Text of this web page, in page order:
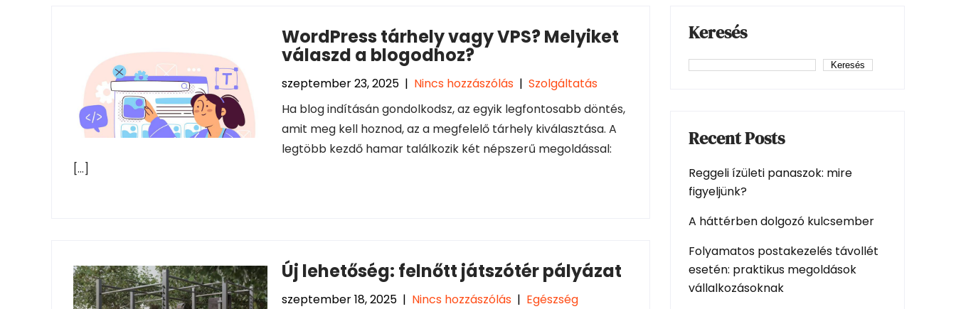
WordPress tárhely vagy VPS? Melyiket
válaszd a blogodhoz?
szeptember 23, 2025 | Nincs hozzászólás | Szolgáltatás
Ha blog indításán gondolkodsz, az egyik legfontosabb döntés,
amit meg kell hoznod, az a megfelelő tárhely kiválasztása. A
legtöbb kezdő hamar találkozik két népszerű megoldással:
[…]
Új lehetőség: felnőtt játszótér pályázat
szeptember 18, 2025 | Nincs hozzászólás | Egészség
Keresés
Keresés
Recent Posts
Reggeli ízületi panaszok: mire
figyeljünk?
A háttérben dolgozó kulcsember
Folyamatos postakezelés távollét
esetén: praktikus megoldások
vállalkozásoknak